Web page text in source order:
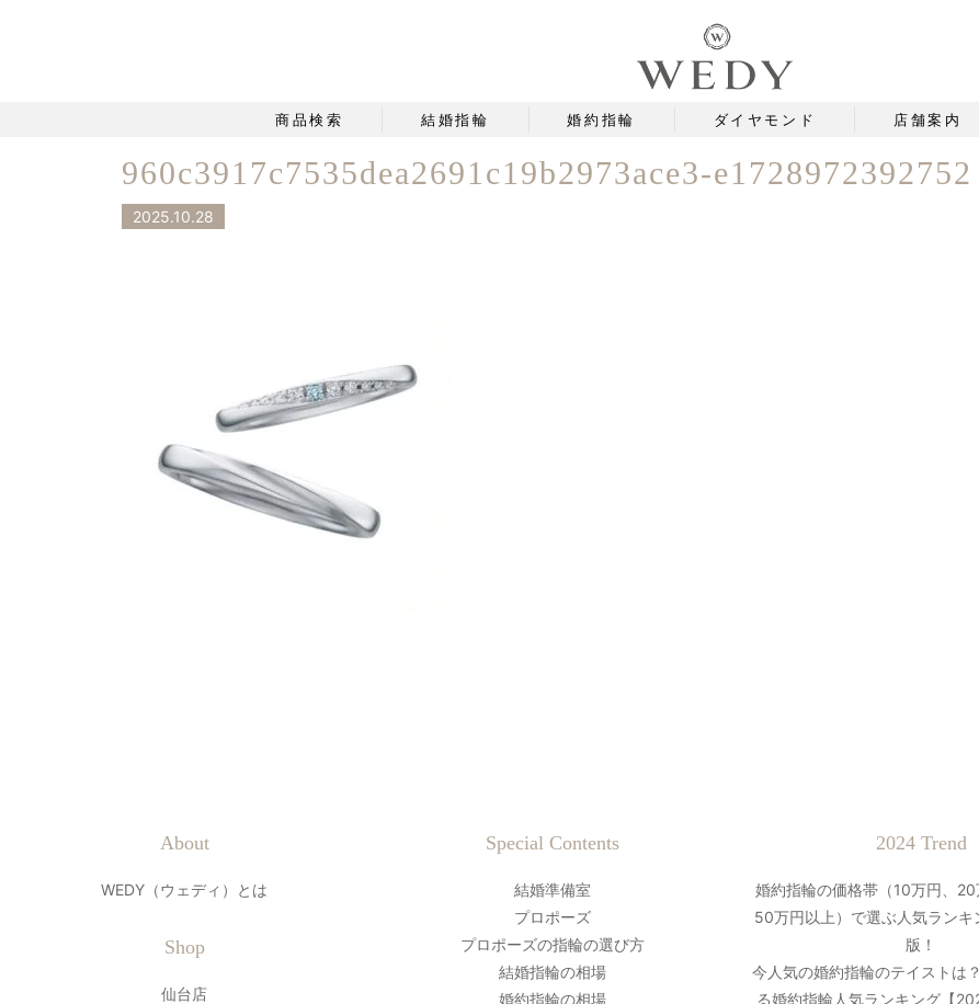
商品検索 結婚指輪 婚約指輪 ダイヤモンド 店舗案内
960c3917c7535dea2691c19b2973ace3-e1728972392752
2025.10.28
About
WEDY（ウェディ）とは
Shop
仙台店
Special Contents
結婚準備室
プロポーズ
プロポーズの指輪の選び方
結婚指輪の相場
婚約指輪の相場
2024 Trend
婚約指輪の価格帯（10万円、20
50万円以上）で選ぶ人気ラン
版！
今人気の婚約指輪のテイストは
る婚約指輪人気ランキング【